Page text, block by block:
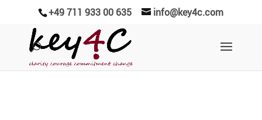
+49 711 933 00 635 info@key4c.com